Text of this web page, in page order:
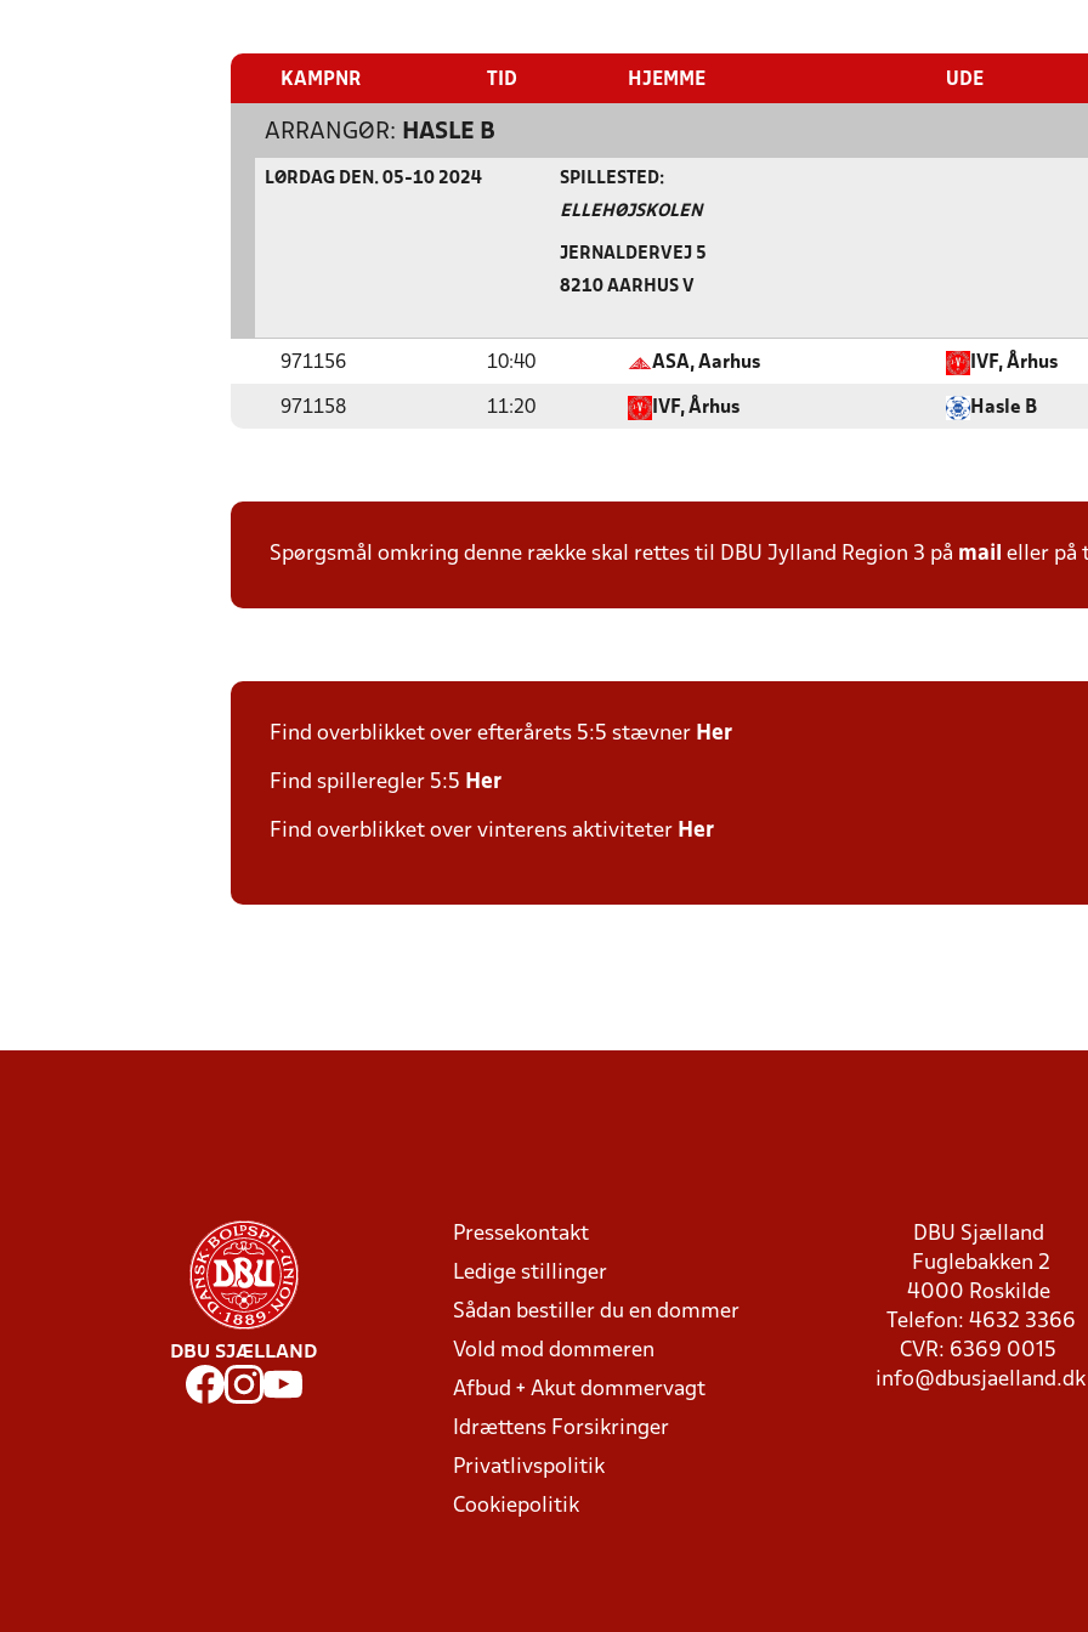
KAMPNR TID HJEMME UDE
ARRANGØR: HASLE B
LØRDAG DEN. 05-10 2024 SPILLESTED:
ELLEHØJSKOLEN
JERNALDERVEJ 5
8210 AARHUS V
971156 10:40 ASA, Aarhus IVF, Århus
971158 11:20 IVF, Århus Hasle B
Spørgsmål omkring denne række skal rettes til DBU Jylland Region 3 på mail eller
Find overblikket over efterårets 5:5 stævner Her
Find spilleregler 5:5 Her
Find overblikket over vinterens aktiviteter Her
DBU SJÆLLAND
Pressekontakt
Ledige stillinger
Sådan bestiller du en dommer
Vold mod dommeren
Afbud + Akut dommervagt
Idrættens Forsikringer
Privatlivspolitik
Cookiepolitik
DBU Sjælland
Fuglebakken 2
4000 Roskilde
Telefon: 4632 3366
CVR: 6369 0015
info@dbusjaelland.dk